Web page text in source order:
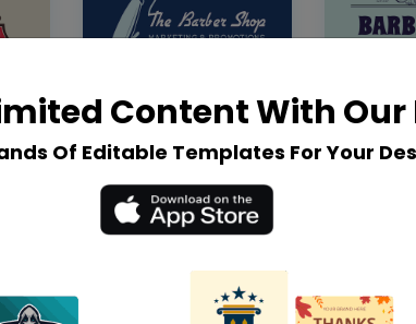
Content With Our
Of Editable Templates For Your